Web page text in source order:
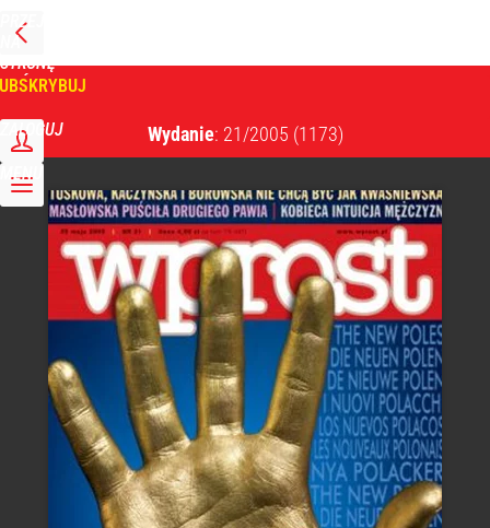
PRZEJDŹ
NA
STRONĘ
GŁÓWNĄ
ZALOGUJ
MENU
Wydanie: 21/2005 (1173)